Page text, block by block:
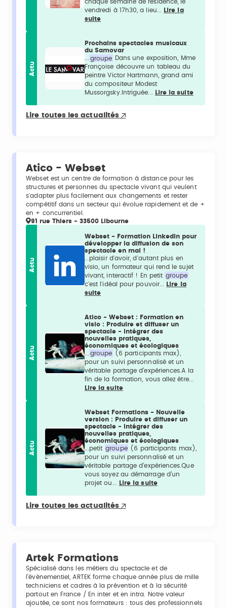
chaque semaine de résidence, le
vendredi à 17h30, a lieu...
Lire la
suite
Actu
Prochains spectacles musicaux
du Samovar
... groupe
Dans une exposition, Mme
Françoise découvre un tableau du
peintre Victor Hartmann, grand ami
du compositeur Modest
Mussorgsky.Intriguée...
Lire la suite
Lire toutes les actualités
Atico - Webset
Webset est un centre de formation à distance pour les
structures et personnes du spectacle vivant qui veulent
s'adapter plus facilement aux changements et rester
compétitif dans un secteur qui évolue rapidement et de +
en + concurrentiel.
91 rue Thiers - 33500 Libourne
Actu
Webset - Formation Linkedin pour
développer la diffusion de son
spectacle en mai !
...plaisir d'avoir, d'autant plus en
visio, un formateur qui rend le sujet
vivant, interactif ! En petit groupe
c'est l'idéal pour pouvoir...
Lire la
suite
Actu
Atico - Webset : Formation en
visio : Produire et diffuser un
spectacle - Intégrer des
nouvelles pratiques,
économiques et écologiques
...
groupe (6 participants max),
pour un suivi personnalisé et un
véritable partage d’expériences.A la
fin de la formation, vous allez être...
Lire la suite
Actu
Webset Formations - Nouvelle
version : Produire et diffuser un
spectacle - Intégrer des
nouvelles pratiques,
économiques et écologiques
...petit groupe (6 participants max),
pour un suivi personnalisé et un
véritable partage d’expériences.Que
vous soyez au démarrage d’un
projet ou...
Lire la suite
Lire toutes les actualités
Artek Formations
Spécialisé dans les métiers du spectacle et de
l’évènementiel, ARTEK forme chaque année plus de mille
techniciens et cadres à la prévention et à la sécurité
partout en France / En inter et en intra. Notre valeur
ajoutée, ce sont nos formateurs : tous des professionnels